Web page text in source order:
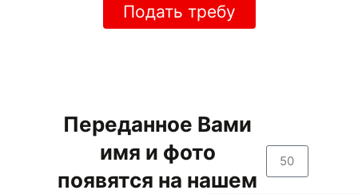
Подать требу
Переданное Вами
имя и фото
появятся на нашем